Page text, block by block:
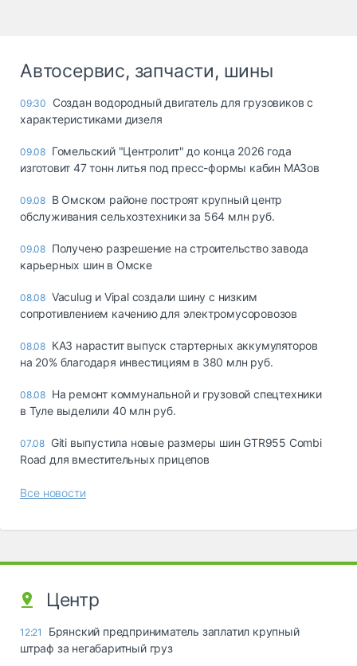
Автосервис, запчасти, шины
09:30
Создан водородный двигатель для грузовиков с
характеристиками дизеля
09.08 Гомельский "Центролит" до конца 2026 года
изготовит 47 тонн литья под пресс-формы кабин МАЗов
09.08 В Омском районе построят крупный центр
обслуживания сельхозтехники за 564 млн руб.
09.08 Получено разрешение на строительство завода
карьерных шин в Омске
08.08 Vaculug и Vipal создали шину с низким
сопротивлением качению для электромусоровозов
08.08 КАЗ нарастит выпуск стартерных аккумуляторов
на 20% благодаря инвестициям в 380 млн руб.
08.08 На ремонт коммунальной и грузовой спецтехники
в Туле выделили 40 млн руб.
07.08 Giti выпустила новые размеры шин GTR955 Combi
Road для вместительных прицепов
Все новости
Центр
12:21
Брянский предприниматель заплатил крупный
штраф за негабаритный груз